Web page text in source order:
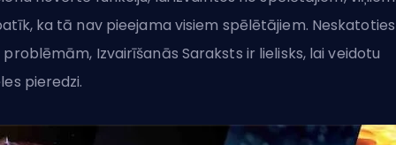
ka tā nav pieejama visiem spēlētājiem.
Izvairīšanās Saraksts ir lielisks, lai veidotu
pieredzi.